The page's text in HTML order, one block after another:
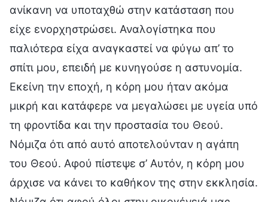
ανίκανη να υποταχθώ στην κατάσταση που
είχε ενορχηστρώσει. Αναλογίστηκα που
παλιότερα είχα αναγκαστεί να φύγω απ’ το
σπίτι μου, επειδή με κυνηγούσε η αστυνομία.
Εκείνη την εποχή, η κόρη μου ήταν ακόμα
μικρή και κατάφερε να μεγαλώσει με υγεία υπό
τη φροντίδα και την προστασία του Θεού.
Νόμιζα ότι από αυτό αποτελούνταν η αγάπη
του Θεού. Αφού πίστεψε σ’ Αυτόν, η κόρη μου
άρχισε να κάνει το καθήκον της στην εκκλησία.